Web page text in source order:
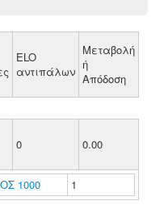
ELO
αντιπάλων
Μεταβολή
ή
Απόδοση
0 0.00
1000 1